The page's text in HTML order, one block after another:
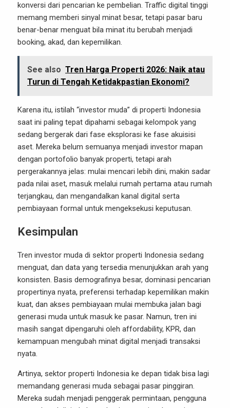
konversi dari pencarian ke pembelian. Traffic digital tinggi
memang memberi sinyal minat besar, tetapi pasar baru
benar-benar menguat bila minat itu berubah menjadi
booking, akad, dan kepemilikan.
See also Tren Harga Properti 2026: Naik atau
Turun di Tengah Ketidakpastian Ekonomi?
Karena itu, istilah “investor muda” di properti Indonesia
saat ini paling tepat dipahami sebagai kelompok yang
sedang bergerak dari fase eksplorasi ke fase akuisisi
aset. Mereka belum semuanya menjadi investor mapan
dengan portofolio banyak properti, tetapi arah
pergerakannya jelas: mulai mencari lebih dini, makin sadar
pada nilai aset, masuk melalui rumah pertama atau rumah
terjangkau, dan mengandalkan kanal digital serta
pembiayaan formal untuk mengeksekusi keputusan.
Kesimpulan
Tren investor muda di sektor properti Indonesia sedang
menguat, dan data yang tersedia menunjukkan arah yang
konsisten. Basis demografinya besar, dominasi pencarian
propertinya nyata, preferensi terhadap kepemilikan makin
kuat, dan akses pembiayaan mulai membuka jalan bagi
generasi muda untuk masuk ke pasar. Namun, tren ini
masih sangat dipengaruhi oleh affordability, KPR, dan
kemampuan mengubah minat digital menjadi transaksi
nyata.
Artinya, sektor properti Indonesia ke depan tidak bisa lagi
memandang generasi muda sebagai pasar pinggiran.
Mereka sudah menjadi penggerak permintaan, pengguna